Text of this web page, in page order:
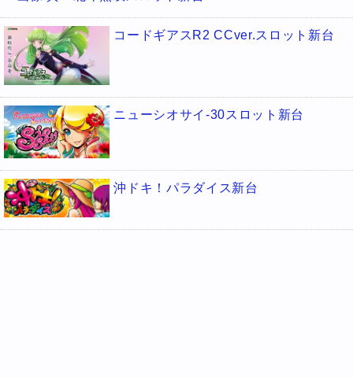
コードギアスR2 CCver.スロット新台
ニューシオサイ-30スロット新台
沖ドキ！パラダイス新台